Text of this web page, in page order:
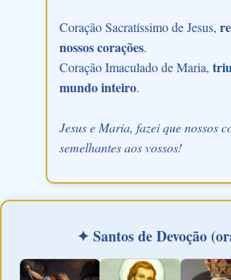
Coração Sacratíssimo de Jesus,
nossos corações.
Coração Imaculado de Maria,
mundo inteiro.
Jesus e Maria, fazei que nossos
semelhantes aos vossos!
✦ Santos de Devoção